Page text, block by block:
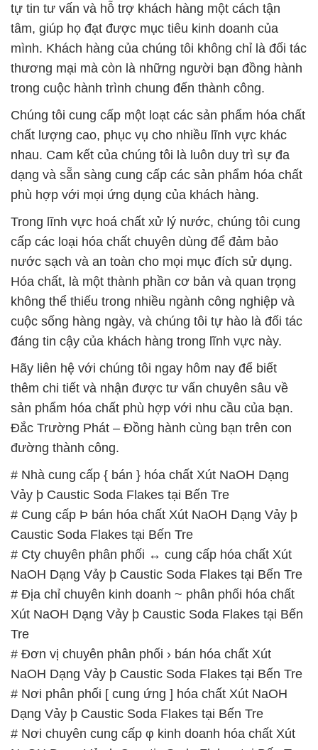
tự tin tư vấn và hỗ trợ khách hàng một cách tận
tâm, giúp họ đạt được mục tiêu kinh doanh của
mình. Khách hàng của chúng tôi không chỉ là đối tác
thương mại mà còn là những người bạn đồng hành
trong cuộc hành trình chung đến thành công.
Chúng tôi cung cấp một loạt các sản phẩm hóa chất
chất lượng cao, phục vụ cho nhiều lĩnh vực khác
nhau. Cam kết của chúng tôi là luôn duy trì sự đa
dạng và sẵn sàng cung cấp các sản phẩm hóa chất
phù hợp với mọi ứng dụng của khách hàng.
Trong lĩnh vực hoá chất xử lý nước, chúng tôi cung
cấp các loại hóa chất chuyên dùng để đảm bảo
nước sạch và an toàn cho mọi mục đích sử dụng.
Hóa chất, là một thành phần cơ bản và quan trọng
không thể thiếu trong nhiều ngành công nghiệp và
cuộc sống hàng ngày, và chúng tôi tự hào là đối tác
đáng tin cậy của khách hàng trong lĩnh vực này.
Hãy liên hệ với chúng tôi ngay hôm nay để biết
thêm chi tiết và nhận được tư vấn chuyên sâu về
sản phẩm hóa chất phù hợp với nhu cầu của bạn.
Đắc Trường Phát – Đồng hành cùng bạn trên con
đường thành công.
# Nhà cung cấp { bán } hóa chất Xút NaOH Dạng
Vảy þ Caustic Soda Flakes tại Bến Tre
# Cung cấp Þ bán hóa chất Xút NaOH Dạng Vảy þ
Caustic Soda Flakes tại Bến Tre
# Cty chuyên phân phối ↔ cung cấp hóa chất Xút
NaOH Dạng Vảy þ Caustic Soda Flakes tại Bến Tre
# Địa chỉ chuyên kinh doanh ~ phân phối hóa chất
Xút NaOH Dạng Vảy þ Caustic Soda Flakes tại Bến
Tre
# Đơn vị chuyên phân phối › bán hóa chất Xút
NaOH Dạng Vảy þ Caustic Soda Flakes tại Bến Tre
# Nơi phân phối [ cung ứng ] hóa chất Xút NaOH
Dạng Vảy þ Caustic Soda Flakes tại Bến Tre
# Nơi chuyên cung cấp φ kinh doanh hóa chất Xút